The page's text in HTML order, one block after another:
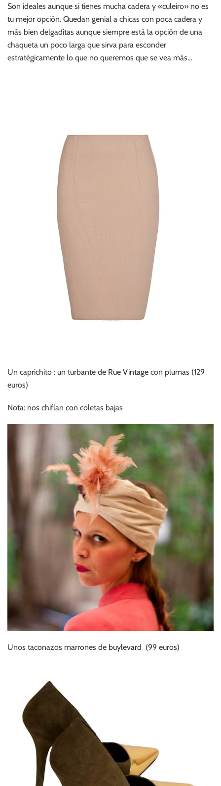
Son ideales aunque si tienes mucha cadera y «culeiro» no es
tu mejor opción. Quedan genial a chicas con poca cadera y
más bien delgaditas aunque siempre está la opción de una
chaqueta un poco larga que sirva para esconder
estratégicamente lo que no queremos que se vea más…
Un caprichito : un turbante de Rue Vintage con plumas (129
euros)
Nota: nos chiflan con coletas bajas
Unos taconazos marrones de buylevard (99 euros)